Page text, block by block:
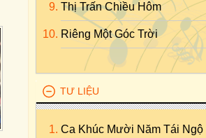
Thị Trấn Chiều Hôm
Riêng Một Góc Trời
TƯ LIỆU
Ca Khúc Mười Năm Tái Ngộ